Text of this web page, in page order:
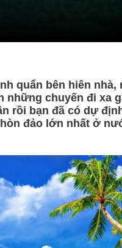
quẩn bên hiên
những chuyến đi xa
rồi bạn đã có dự
đảo lớn nhất ở